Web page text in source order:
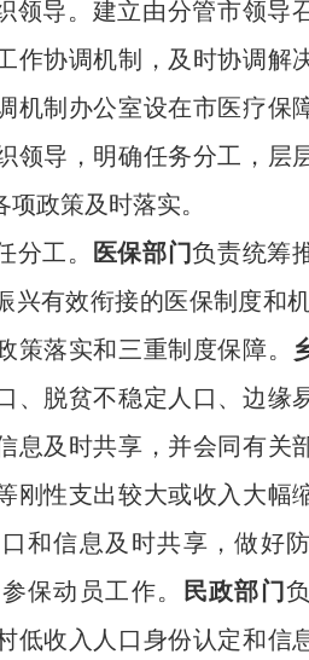
领导。建立由分管市领导
作协调机制，及时协调解
机制办公室设在市医疗保
领导，明确任务分工，层
政策及时落实。
分工。
医保部门负责统筹
兴有效衔接的医保制度和
策落实和三重制度保障。
、脱贫不稳定人口、边缘
息及时共享，并会同有关
刚性支出较大或收入大幅
和信息及时共享，做好
保动员工作。
民政部门
低收入人口身份认定和信